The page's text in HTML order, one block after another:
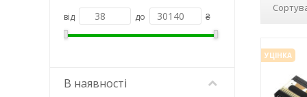
УЦІНКА
від до ₴
В наявності